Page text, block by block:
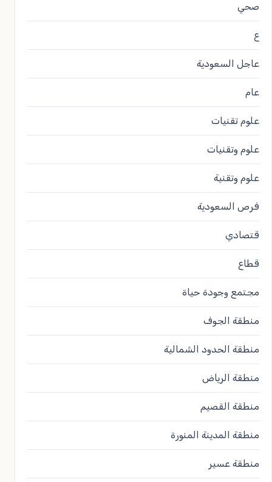
صحي
ع
عاجل السعودية
عام
علوم تقنيات
علوم وتقنيات
علوم وتقنية
فرص السعودية
قتصادي
قطاع
مجتمع وجودة حياة
منطقة الجوف
منطقة الحدود الشمالية
منطقة الرياض
منطقة القصيم
منطقة المدينة المنورة
منطقة عسير